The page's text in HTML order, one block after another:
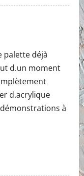
palette déjà
d.un moment
d.acrylique
à